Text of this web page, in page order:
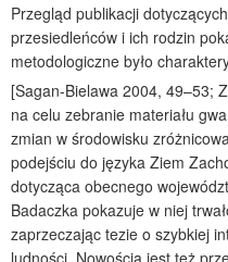
Przegląd publikacji
przesiedleńców i ich rodzin
metodologiczne było
[Sagan-Bielawa 2004, 49–53;
na celu zebranie materiału
zmian w środowisku
podejściu do języka Ziem
dotycząca obecnego
Badaczka pokazuje w niej
zaprzeczając tezie o szybkiej
ludności. Nowością jest też